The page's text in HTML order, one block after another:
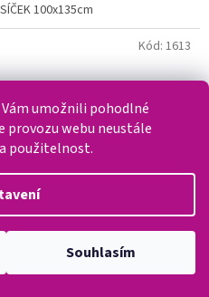
umožnili pohodlné
provozu webu neustále
použitelnost.
Souhlasím
100x135cm
Kód: 1613